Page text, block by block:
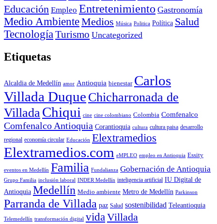
Educación Empleo Entretenimiento Gastronomía
Medio AmbienteMedios Música Politica Política Salud
Tecnología Turismo Uncategorized
Etiquetas
Alcaldia de Medellín amor Antioquia bienestar Carlos
Villada Duque Chicharronada de
VilladaChiqui cine cine colombiano Colombia Comfenalco
Comfenalco Antioquia Corantioquia cultura cultura paisa desarrollo
regional economía circular Educación Elextramedios
Elextramedios.com eMPLEO empleo en Antioquia Essity
eventos en Medellín Familia Fundalianza Gobernación de Antioquia
Grupo Familia inclusión laboral INDER Medellín inteligencia artificial IU Digital de
Antioquia Medellín Medio ambiente Metro de Medellín Parkinson
Parranda de Villada paz Salud sostenibilidad Teleantioquia
Telemedellín transformación digital vidaVillada